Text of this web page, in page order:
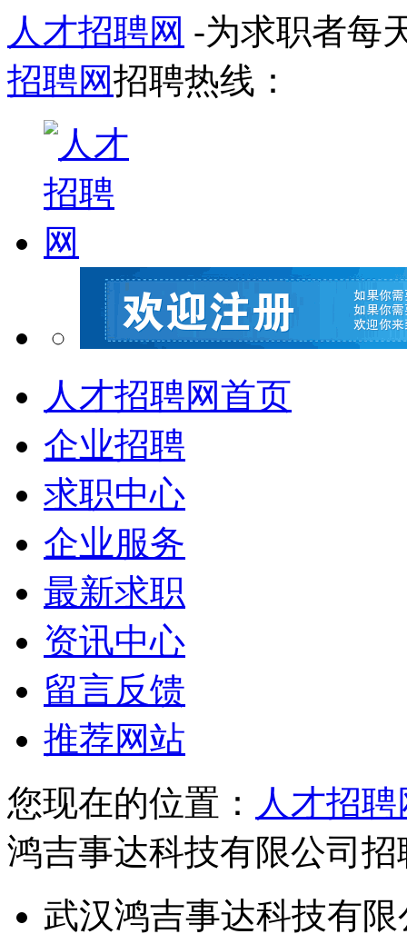
人才招聘网 -为求职者每
招聘网招聘热线：
人才招聘网首页
企业招聘
求职中心
企业服务
最新求职
资讯中心
留言反馈
推荐网站
您现在的位置： 人才招聘
鸿吉事达科技有限公司招
武汉鸿吉事达科技有